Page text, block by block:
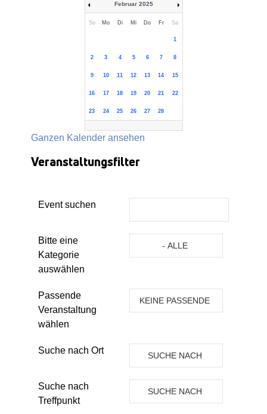
Februar 2025
So Mo Di Mi Do Fr Sa
1
2 3 4 5 6 7 8
9 10 11 12 13 14 15
16 17 18 19 20 21 22
23 24 25 26 27 28
Ganzen Kalender ansehen
Veranstaltungsfilter
Event suchen
Bitte eine
Kategorie
auswählen
- ALLE
Passende
Veranstaltung
wählen
KEINE PASSENDE
Suche nach Ort SUCHE NACH
ORT
Suche nach
Treffpunkt
SUCHE NACH